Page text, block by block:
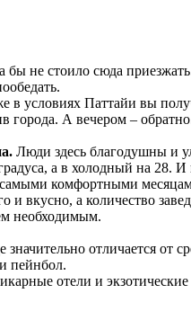
бы не стоило сюда
в условиях Паттайи вы
города. А вечером –
Люди здесь благодушны и
а в холодный на 28.
комфортными
и вкусно, а количество
необходимым.
отличается от
пейнбол.
отели и